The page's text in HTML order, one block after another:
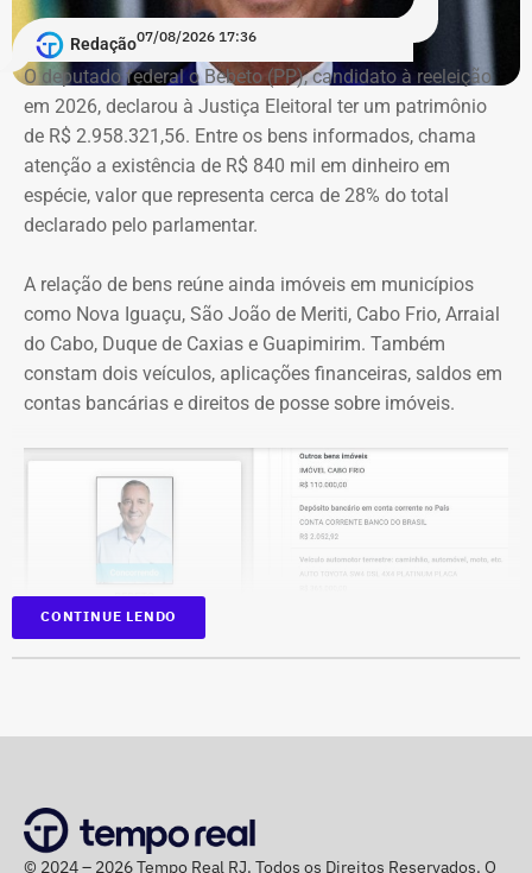
A acusação afirma que esses canais passaram a
apresentar Crivella como responsável direto por obras,
serviços e programas públicos. Um exemplo disso,
segundo a Ação Popular, foram as publicações em que
Crivella aparece anunciando entregas de obras e
reformas de praças, além de mensagens em primeira
pessoa, como: “Estamos aqui recuperando os aparelhos
da praça”.
*Com informações do g1
Redação07/08/2026 17:36
O deputado federal o Bebeto (PP), candidato à reeleição
em 2026, declarou à Justiça Eleitoral ter um patrimônio
de R$ 2.958.321,56. Entre os bens informados, chama
atenção a existência de R$ 840 mil em dinheiro em
espécie, valor que representa cerca de 28% do total
declarado pelo parlamentar.
A relação de bens reúne ainda imóveis em municípios
como Nova Iguaçu, São João de Meriti, Cabo Frio, Arraial
do Cabo, Duque de Caxias e Guapimirim. Também
constam dois veículos, aplicações financeiras, saldos em
contas bancárias e direitos de posse sobre imóveis.
Deputados, o parlamentar havia informado R$
1.065.439,98 em bens. Na época, mantinha R$ 50 mil em
CONTINUE LENDO
© 2024 – 2026 Tempo Real RJ. Todos os Direitos Reservados. O